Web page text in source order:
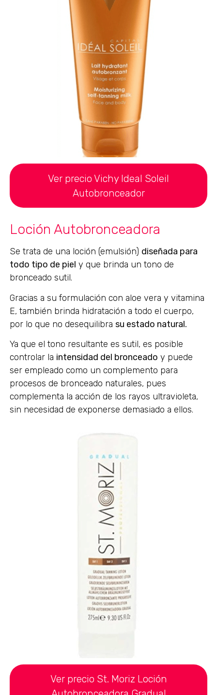
Ver precio Vichy Ideal Soleil
Autobronceador
Loción Autobronceadora
Se trata de una loción (emulsión) diseñada para
todo tipo de piel y que brinda un tono de
bronceado sutil.
Gracias a su formulación con aloe vera y vitamina
E, también brinda hidratación a todo el cuerpo,
por lo que no desequilibra su estado natural.
Ya que el tono resultante es sutil, es posible
controlar la intensidad del bronceado y puede
ser empleado como un complemento para
procesos de bronceado naturales, pues
complementa la acción de los rayos ultravioleta,
sin necesidad de exponerse demasiado a ellos.
Ver precio St. Moriz Loción